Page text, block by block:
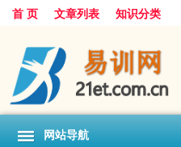
首 页 文章列表 知识分类
网站导航